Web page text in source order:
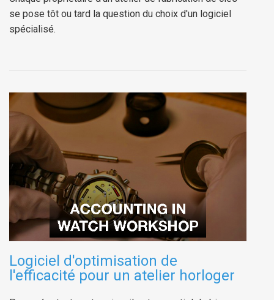
se pose tôt ou tard la question du choix d'un logiciel
spécialisé.
Logiciel d'optimisation de
l'efficacité pour un atelier horloger